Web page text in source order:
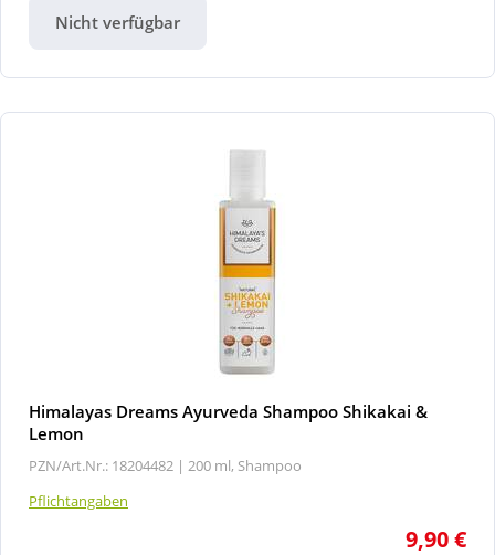
Nicht verfügbar
Himalayas Dreams Ayurveda Shampoo Shikakai &
Lemon
PZN/Art.Nr.: 18204482 | 200 ml, Shampoo
Pflichtangaben
9,90 €